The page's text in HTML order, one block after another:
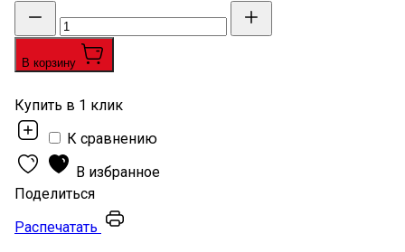
В корзину
Купить в 1 клик
К сравнению
В избранное
Поделиться
Распечатать